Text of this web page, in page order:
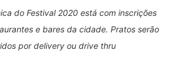
do Festival 2020 está com inscrições
e bares da cidade. Pratos serão
por delivery ou drive thru